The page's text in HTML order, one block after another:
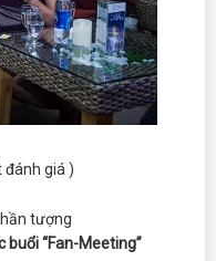
đánh giá )
tượng
buổi “Fan-Meeting”